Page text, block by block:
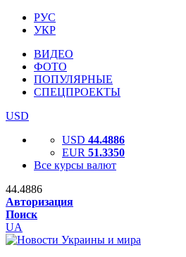
РУС
УКР
ВИДЕО
ФОТО
ПОПУЛЯРНЫЕ
СПЕЦПРОЕКТЫ
USD
USD 44.4886
EUR 51.3350
Все курсы валют
44.4886
Авторизация
Поиск
UA